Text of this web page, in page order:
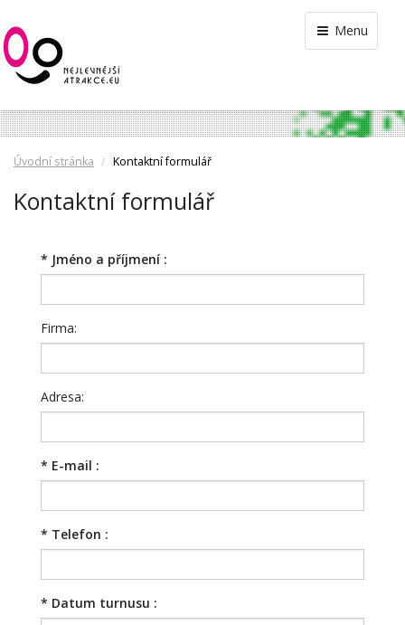
Menu
Úvodní stránka Kontaktní formulář
Kontaktní formulář
* Jméno a příjmení :
Firma:
Adresa:
* E-mail :
* Telefon :
* Datum turnusu :